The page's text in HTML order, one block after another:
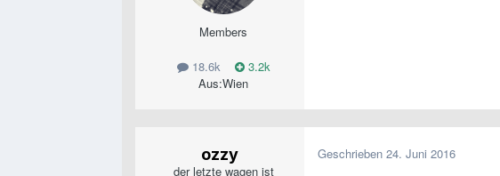
Members
18.6k
3.2k
Aus:Wien
ozzy
der letzte wagen ist
Geschrieben 24. Juni 2016